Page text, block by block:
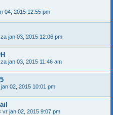
04, 2015 12:55 pm
za jan 03, 2015 12:06 pm
za jan 03, 2015 11:46 am
02, 2015 10:01 pm
vr jan 02, 2015 9:07 pm